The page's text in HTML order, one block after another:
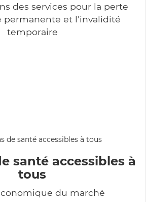
des services pour la perte
permanente et l'invalidité
temporaire
santé accessibles à
tous
du marché